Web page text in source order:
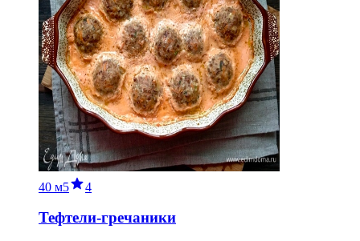
40 м5 4
Тефтели-гречаники